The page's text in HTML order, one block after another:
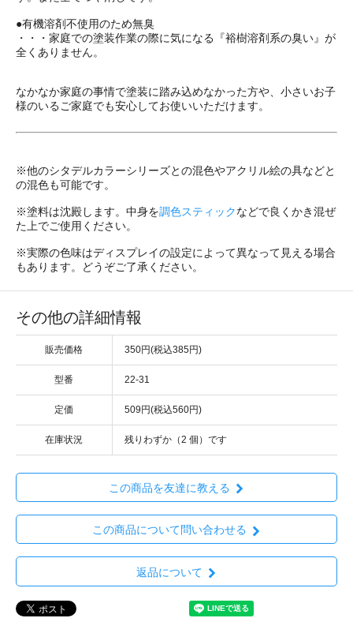
●有機溶剤不使用のため無臭
・・・家庭での塗装作業の際に気になる『裕樹溶剤系の臭い』が
全くありません。
なかなか家庭の事情で塗装に踏み込めなかった方や、小さいお子
様のいるご家庭でも安心してお使いいただけます。
※他のシタデルカラーシリーズとの混色やアクリル絵の具などと
の混色も可能です。
※塗料は沈殿します。中身を調色スティックなどで良くかき混ぜ
た上でご使用ください。
※実際の色味はディスプレイの設定によって異なって見える場合
もあります。どうぞご了承ください。
その他の詳細情報
販売価格 350円(税込385円)
型番 22-31
定価 509円(税込560円)
在庫状況 残りわずか（2 個）です
この商品を友達に教える
この商品について問い合わせる
返品について